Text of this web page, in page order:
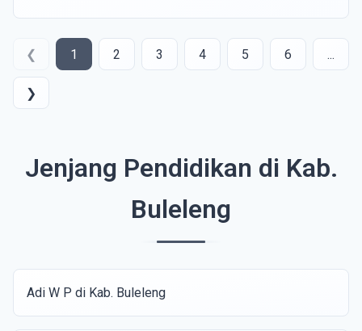
❮ 1 2 3 4 5 6 ...
❯
Jenjang Pendidikan di Kab.
Buleleng
Adi W P di Kab. Buleleng